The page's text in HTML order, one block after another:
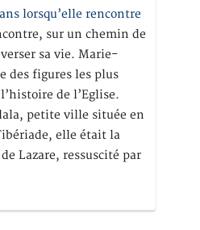
lorsqu’elle rencontre
sur un chemin de
sa vie. Marie-
des figures les plus
de l’Eglise.
petite ville située en
elle était la
Lazare, ressuscité par